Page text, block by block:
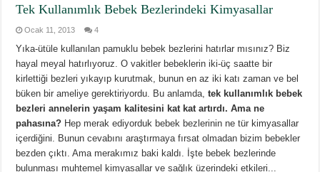
Tek Kullanımlık Bebek Bezlerindeki Kimyasallar
Ocak 11, 2013 4
Yıka-ütüle kullanılan pamuklu bebek bezlerini hatırlar mısınız? Biz
hayal meyal hatırlıyoruz. O vakitler bebeklerin iki-üç saatte bir
kirlettiği bezleri yıkayıp kurutmak, bunun en az iki katı zaman ve bel
büken bir ameliye gerektiriyordu. Bu anlamda, tek kullanımlık bebek
bezleri annelerin yaşam kalitesini kat kat artırdı. Ama ne
pahasına? Hep merak ediyorduk bebek bezlerinin ne tür kimyasallar
içerdiğini. Bunun cevabını araştırmaya fırsat olmadan bizim bebekler
bezden çıktı. Ama merakımız baki kaldı. İşte bebek bezlerinde
bulunması muhtemel kimyasallar ve sağlık üzerindeki etkileri...